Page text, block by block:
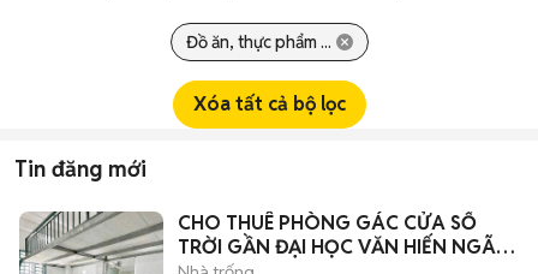
Đồ ăn, thực phẩm ...
Xóa tất cả bộ lọc
Tin đăng mới
CHO THUÊ PHÒNG GÁC CỬA SỔ
TRỜI GẦN ĐẠI HỌC VĂN HIẾN NGÃ